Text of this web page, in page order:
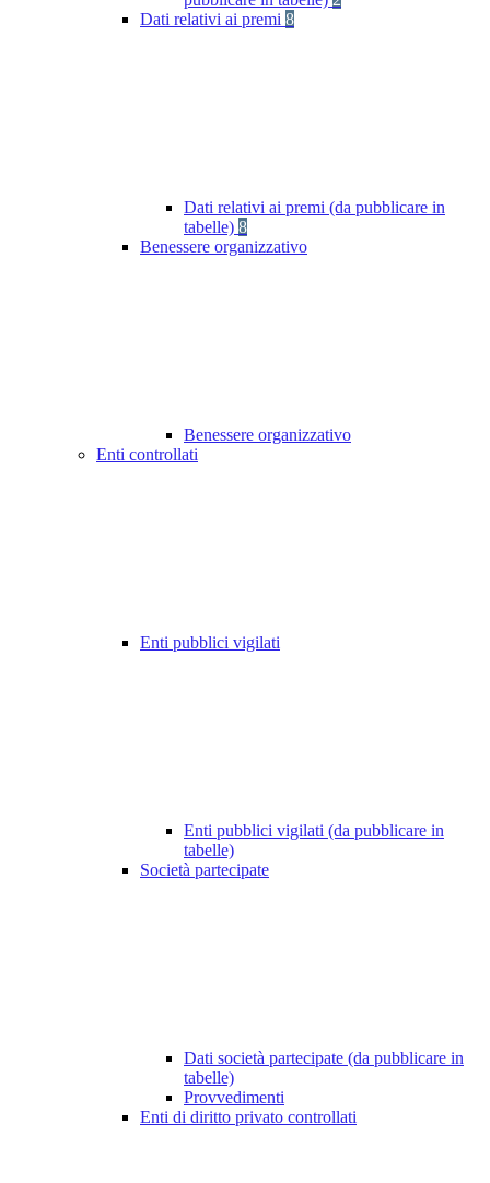
Dati relativi ai premi 8
Dati relativi ai premi (da pubblicare in
tabelle) 8
Benessere organizzativo
Benessere organizzativo
Enti controllati
Enti pubblici vigilati
Enti pubblici vigilati (da pubblicare in
tabelle)
Società partecipate
Dati società partecipate (da pubblicare in
tabelle)
Provvedimenti
Enti di diritto privato controllati